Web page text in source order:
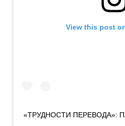
View this post
«ТРУДНОСТИ ПЕРЕВОДА»: